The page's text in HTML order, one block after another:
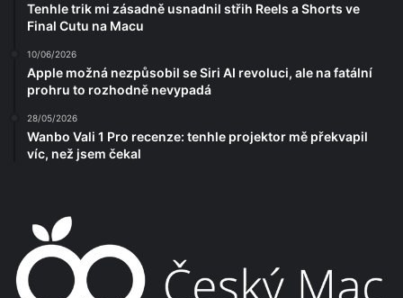
Tenhle trik mi zásadně usnadnil střih Reels a Shorts ve
Final Cutu na Macu
10/06/2026
Apple možná nezpůsobil se Siri AI revoluci, ale na fatální
prohru to rozhodně nevypadá
28/05/2026
Wanbo Vali 1 Pro recenze: tenhle projektor mě překvapil
víc, než jsem čekal